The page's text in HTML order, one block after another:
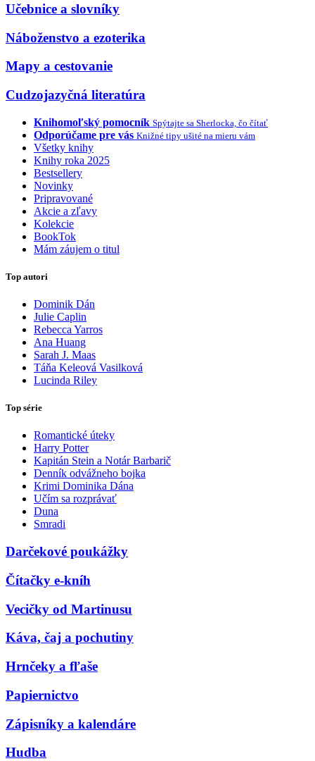
Učebnice a slovníky
Náboženstvo a ezoterika
Mapy a cestovanie
Cudzojazyčná literatúra
Knihomoľský pomocník Spýtajte sa Sherlocka, čo čítať
Odporúčame pre vás Knižné tipy ušité na mieru vám
Všetky knihy
Knihy roka 2025
Bestsellery
Novinky
Pripravované
Akcie a zľavy
Kolekcie
BookTok
Mám záujem o titul
Top autori
Dominik Dán
Julie Caplin
Rebecca Yarros
Ana Huang
Sarah J. Maas
Táňa Keleová Vasilková
Lucinda Riley
Top série
Romantické úteky
Harry Potter
Kapitán Stein a Notár Barbarič
Denník odvážneho bojka
Krimi Dominika Dána
Učím sa rozprávať
Duna
Smradi
Darčekové poukážky
Čítačky e-kníh
Vecičky od Martinusu
Káva, čaj a pochutiny
Hrnčeky a fľaše
Papiernictvo
Zápisníky a kalendáre
Hudba